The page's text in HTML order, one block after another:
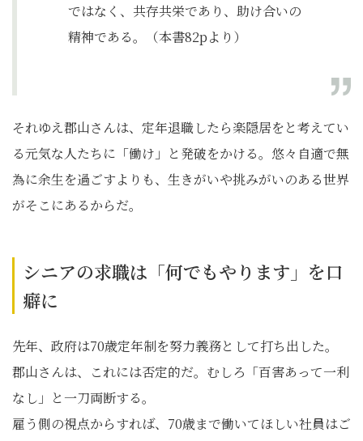
ではなく、共存共栄であり、助け合いの
精神である。（本書82pより）
それゆえ郡山さんは、定年退職したら楽隠居をと考えてい
る元気な人たちに「働け」と発破をかける。悠々自適で無
為に余生を過ごすよりも、生きがいや挑みがいのある世界
がそこにあるからだ。
シニアの求職は「何でもやります」を口
癖に
先年、政府は70歳定年制を努力義務として打ち出した。
郡山さんは、これには否定的だ。むしろ「百害あって一利
なし」と一刀両断する。
雇う側の視点からすれば、70歳まで働いてほしい社員はご